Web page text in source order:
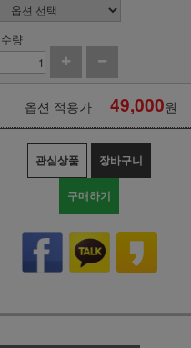
수량
옵션 적용가 49,000원
관심상품 장바구니
구매하기